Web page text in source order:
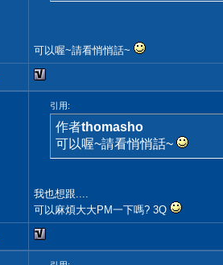
可以喔~請看悄悄話~
引用:
作者thomasho
可以喔~請看悄悄話~
我也想跟....
可以麻煩大大PM一下嗎? 3Q